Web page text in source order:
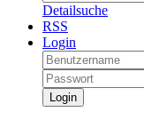
Detailsuche
RSS
Login
Login